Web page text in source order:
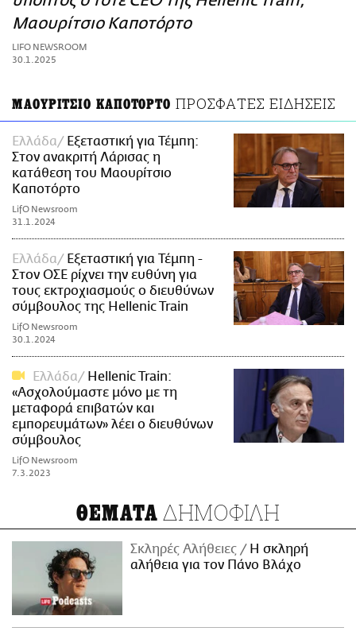
ΑΜΠΑ
PRINT
Μαουρίτσιο Καποτόρτο
LIFO NEWSROOM
30.1.2025
ΜΑΟΥΡΙΤΣΙΟ ΚΑΠΟΤΟΡΤΟ ΠΡΟΣΦΑΤΕΣ ΕΙΔΗΣΕΙΣ
Ελλάδα
Εξεταστική για Τέμπη:
Στον ανακριτή Λάρισας η
κατάθεση του Μαουρίτσιο
Καποτόρτο
LifO Newsroom
31.1.2024
Ελλάδα
Εξεταστική για Τέμπη -
Στον ΟΣΕ ρίχνει την ευθύνη για
τους εκτροχιασμούς ο διευθύνων
σύμβουλος της Hellenic Train
LifO Newsroom
30.1.2024
Ελλάδα
Hellenic Train:
«Ασχολούμαστε μόνο με τη
μεταφορά επιβατών και
εμπορευμάτων» λέει ο διευθύνων
σύμβουλος
LifO Newsroom
7.3.2023
ΘΕΜΑΤΑ ΔΗΜΟΦΙΛΗ
Σκληρές Αλήθειες
H σκληρή
αλήθεια για τον Πάνο Βλάχο